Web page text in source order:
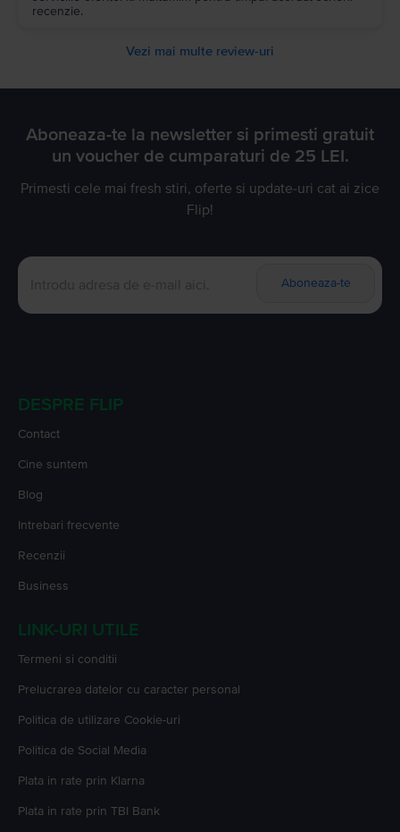
recenzie.
Vezi mai multe review-uri
Aboneaza-te la newsletter si primesti gratuit
un voucher de cumparaturi de 25 LEI.
Primesti cele mai fresh stiri, oferte si update-uri cat ai zice
Flip!
Aboneaza-te
DESPRE FLIP
Contact
Cine suntem
Blog
Intrebari frecvente
Recenzii
Business
LINK-URI UTILE
Termeni si conditii
Prelucrarea datelor cu caracter personal
Politica de utilizare Cookie-uri
Politica de Social Media
Plata in rate prin Klarna
Plata in rate prin TBI Bank